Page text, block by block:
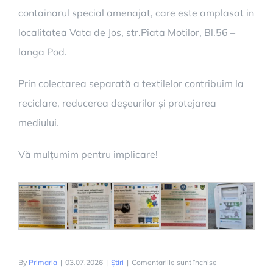
containarul special amenajat, care este amplasat in
localitatea Vata de Jos, str.Piata Motilor, Bl.56 –
langa Pod.
Prin colectarea separată a textilelor contribuim la
reciclare, reducerea deșeurilor și protejarea
mediului.
Vă mulțumim pentru implicare!
By Primaria | 03.07.2026 | Știri | Comentariile sunt închise